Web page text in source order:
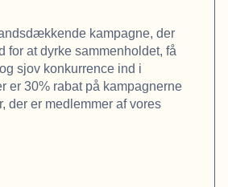
kampagne, der
for at dyrke sammenholdet, få
sjov konkurrence ind i
er 30% rabat på kampagnerne
der er medlemmer af vores